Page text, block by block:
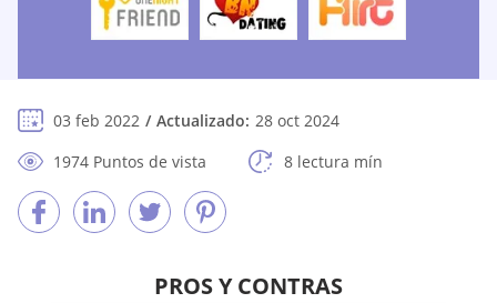
03 feb 2022 Actualizado: 28 oct 2024
1974 Puntos de vista
8 lectura mín
PROS Y CONTRAS